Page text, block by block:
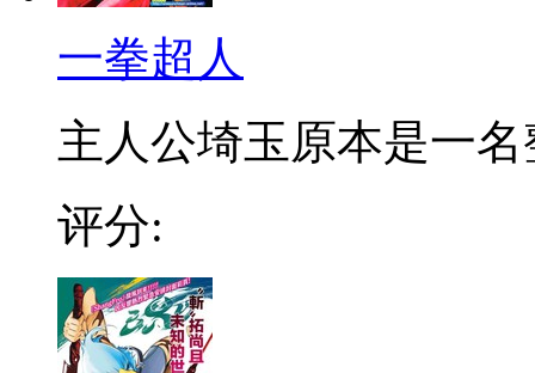
一拳超人
主人公埼玉原本是一名
评分: